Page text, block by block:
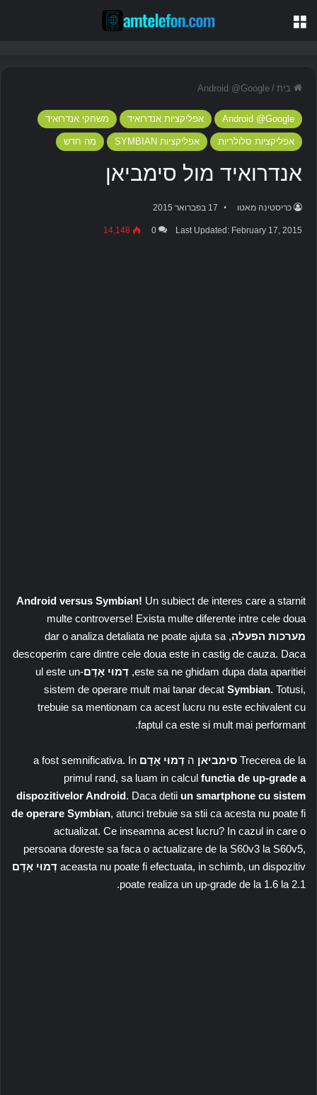
בית /
Android @Google
Android @Google אפליקציות אנדרואיד משחקי אנדרואיד
אפליקציות סלולריות אפליקציות SYMBIAN מה חדש
אנדרואיד מול סימביאן
כריסטינה מאטו 17 בפברואר 2015
Last Updated: February 17, 2015
0
14,148
Android versus Symbian! Un subiect de interes care a starnit
multe controverse! Exista multe diferente intre cele doua
מערכות הפעלה , dar o analiza detaliata ne poate ajuta sa
descoperim care dintre cele doua este in castig de cauza. Daca
este sa ne ghidam dupa data aparitiei, דְמוּי אָדָם -ul este un
sistem de operare mult mai tanar decat Symbian. Totusi,
trebuie sa mentionam ca acest lucru nu este echivalent cu
faptul ca este si mult mai performant.
Trecerea de la סימביאן ה דְמוּי אָדָם a fost semnificativa. In
primul rand, sa luam in calcul functia de up-grade a
dispozitivelor Android. Daca detii un smartphone cu sistem
de operare Symbian, atunci trebuie sa stii ca acesta nu poate fi
actualizat. Ce inseamna acest lucru? In cazul in care o
persoana doreste sa faca o actualizare de la S60v3 la S60v5,
aceasta nu poate fi efectuata, in schimb, un dispozitiv דְמוּי אָדָם
poate realiza un up-grade de la 1.6 la 2.1.